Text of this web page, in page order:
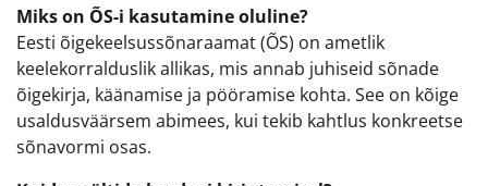
Miks on ÕS-i kasutamine oluline?
Eesti õigekeelsussõnaraamat (ÕS) on ametlik
keelekorralduslik allikas, mis annab juhiseid sõnade
õigekirja, käänamise ja pööramise kohta. See on kõige
usaldusväärsem abimees, kui tekib kahtlus konkreetse
sõnavormi osas.